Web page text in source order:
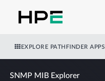
EXPLORE PATHFINDER APPS
SNMP MIB Explorer